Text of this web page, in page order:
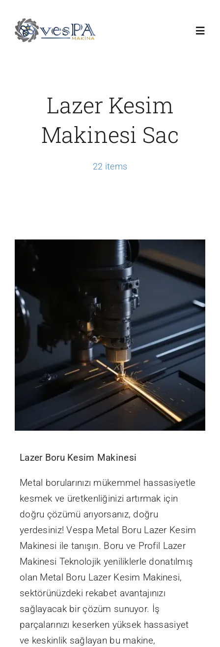
content
Lazer Kesim
Makinesi Sac
22 items
Lazer Boru Kesim Makinesi
Metal borularınızı mükemmel hassasiyetle
kesmek ve üretkenliğinizi artırmak için
doğru çözümü arıyorsanız, doğru
yerdesiniz! Vespa Metal Boru Lazer Kesim
Makinesi ile tanışın. Boru ve Profil Lazer
Makinesi Teknolojik yeniliklerle donatılmış
olan Metal Boru Lazer Kesim Makinesi,
sektörünüzdeki rekabet avantajınızı
sağlayacak bir çözüm sunuyor. İş
parçalarınızı keserken yüksek hassasiyet
ve keskinlik sağlayan bu makine,